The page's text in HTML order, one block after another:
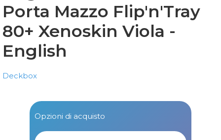
Porta Mazzo Flip'n'Tray
80+ Xenoskin Viola -
English
Deckbox
Opzioni di acquisto